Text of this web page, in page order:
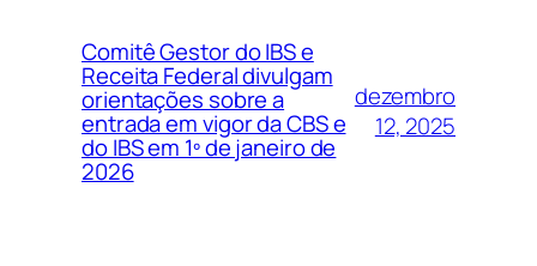
Comitê Gestor do IBS e
Receita Federal divulgam
orientações sobre a
entrada em vigor da CBS e
do IBS em 1º de janeiro de
2026
dezembro
12, 2025